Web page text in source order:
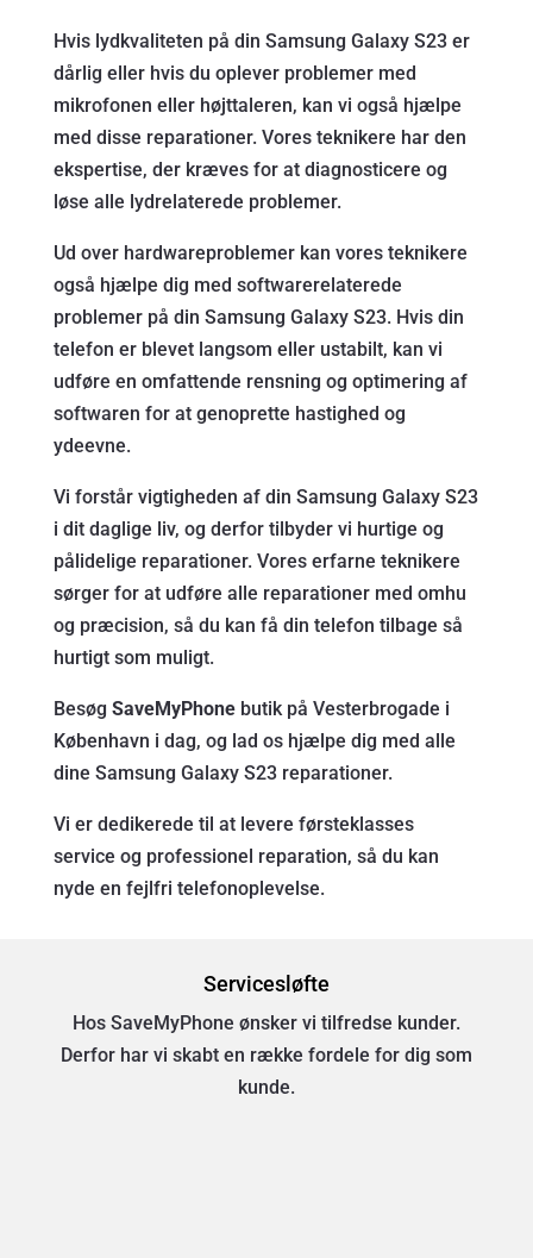
Hvis lydkvaliteten på din Samsung Galaxy S23 er
dårlig eller hvis du oplever problemer med
mikrofonen eller højttaleren, kan vi også hjælpe
med disse reparationer. Vores teknikere har den
ekspertise, der kræves for at diagnosticere og
løse alle lydrelaterede problemer.
Ud over hardwareproblemer kan vores teknikere
også hjælpe dig med softwarerelaterede
problemer på din Samsung Galaxy S23. Hvis din
telefon er blevet langsom eller ustabilt, kan vi
udføre en omfattende rensning og optimering af
softwaren for at genoprette hastighed og
ydeevne.
Vi forstår vigtigheden af din Samsung Galaxy S23
i dit daglige liv, og derfor tilbyder vi hurtige og
pålidelige reparationer. Vores erfarne teknikere
sørger for at udføre alle reparationer med omhu
og præcision, så du kan få din telefon tilbage så
hurtigt som muligt.
Besøg SaveMyPhonebutik på Vesterbrogade i
København i dag, og lad os hjælpe dig med alle
dine Samsung Galaxy S23 reparationer.
Vi er dedikerede til at levere førsteklasses
service og professionel reparation, så du kan
nyde en fejlfri telefonoplevelse.
Servicesløfte
Hos SaveMyPhone ønsker vi tilfredse kunder.
Derfor har vi skabt en række fordele for dig som
kunde.